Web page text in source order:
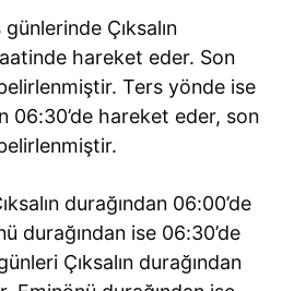
Çıksalın
hareket eder. Son
Ters yönde ise
06:30’de hareket eder, son
durağından 06:00’de
durağından ise 06:30’de
Çıksalın durağından